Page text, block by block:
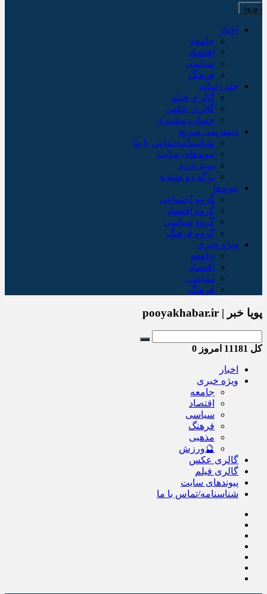
اخبار
جامعه
اقتصاد
سیاسی
فرهنگ
چند رسانه
گالری فیلم
گالری عکس
حساب مشتری
دسترسی سریع
شناسنامه/تماس با ما
پیوندهای سایت
سبد خريد
برگه دو ستونه
پیوندها
گروه اجتماعی
گروه اقتصاد
گروه سیاسی
گروه فرهنگ
ویژه خبری
جامعه
اقتصاد
سیاسی
فرهنگ
پویا خبر | pooyakhabar.ir
کل امروز 0
اخبار
ویژه خبری
جامعه
اقتصاد
سیاسی
فرهنگ
مذهبی
🔮ورزش
گالری عکس
گالری فیلم
پیوندهای سایت
شناسنامه/تماس با ما